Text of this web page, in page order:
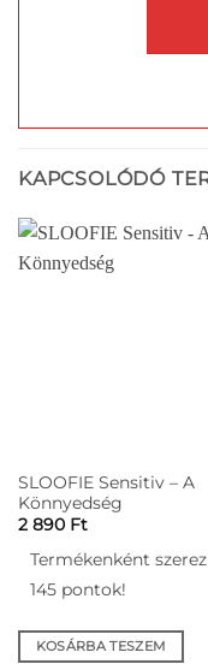
KAPCSOLÓDÓ
SLOOFIE Sensitiv – A
Könnyedség
2 890 Ft
Termékenként
145 pontok!
KOSÁRBA TESZEM